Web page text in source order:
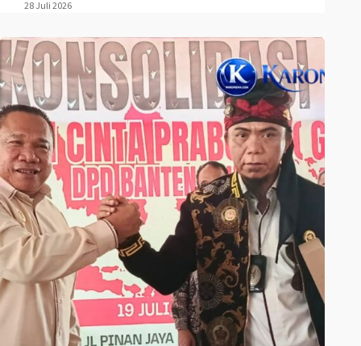
28 Juli 2026